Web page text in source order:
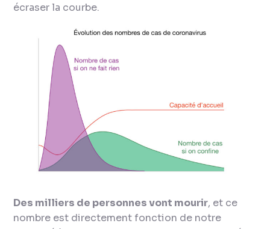
écraser la courbe.
Des milliers de personnes vont mourir, et ce
nombre est directement fonction de notre